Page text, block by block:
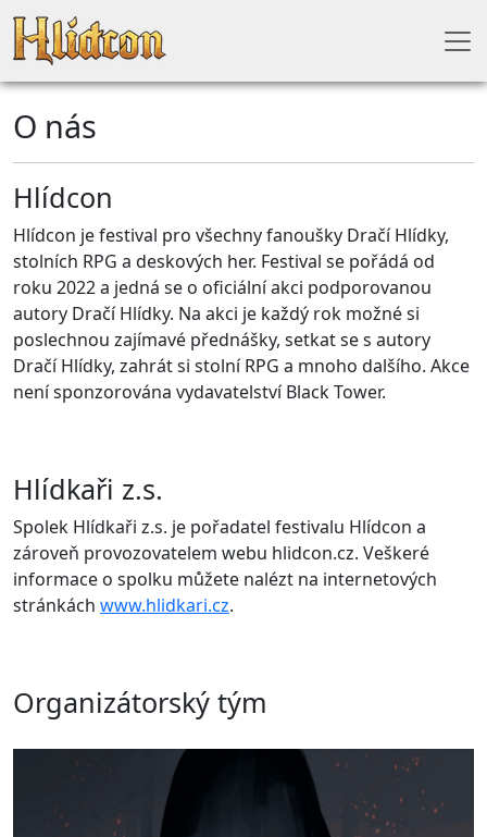
O nás
Hlídcon
Hlídcon je festival pro všechny fanoušky Dračí Hlídky,
stolních RPG a deskových her. Festival se pořádá od
roku 2022 a jedná se o oficiální akci podporovanou
autory Dračí Hlídky. Na akci je každý rok možné si
poslechnou zajímavé přednášky, setkat se s autory
Dračí Hlídky, zahrát si stolní RPG a mnoho dalšího. Akce
není sponzorována vydavatelství Black Tower.
Hlídkaři z.s.
Spolek Hlídkaři z.s. je pořadatel festivalu Hlídcon a
zároveň provozovatelem webu hlidcon.cz. Veškeré
informace o spolku můžete nalézt na internetových
stránkách www.hlidkari.cz.
Organizátorský tým